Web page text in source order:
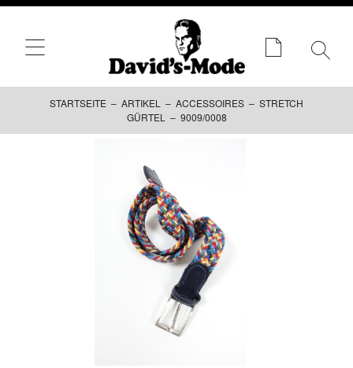
STARTSEITE – ARTIKEL – ACCESSOIRES – STRETCH
GÜRTEL
– 9009/0008